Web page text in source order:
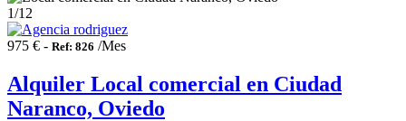
1/12
975 € - Ref: 826 /Mes
Alquiler Local comercial en Ciudad
Naranco, Oviedo